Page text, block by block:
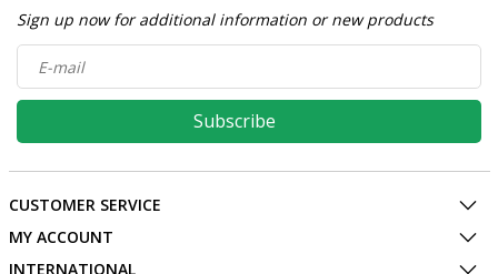
Sign up now for additional information or new products
Subscribe
CUSTOMER SERVICE
MY ACCOUNT
INTERNATIONAL